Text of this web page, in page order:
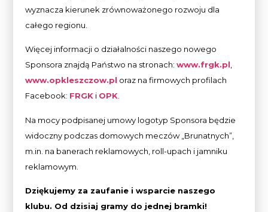
wyznacza kierunek zrównoważonego rozwoju dla
całego regionu.
Więcej informacji o działalności naszego nowego
Sponsora znajdą Państwo na stronach:www.frgk.pl,
www.opkleszczow.pl oraz na firmowych profilach
Facebook: FRGK i OPK.
Na mocy podpisanej umowy logotyp Sponsora będzie
widoczny podczas domowych meczów „Brunatnych”,
m.in. na banerach reklamowych, roll-upach i jamniku
reklamowym.
Dziękujemy za zaufanie i wsparcie naszego
klubu. Od dzisiaj gramy do jednej bramki!